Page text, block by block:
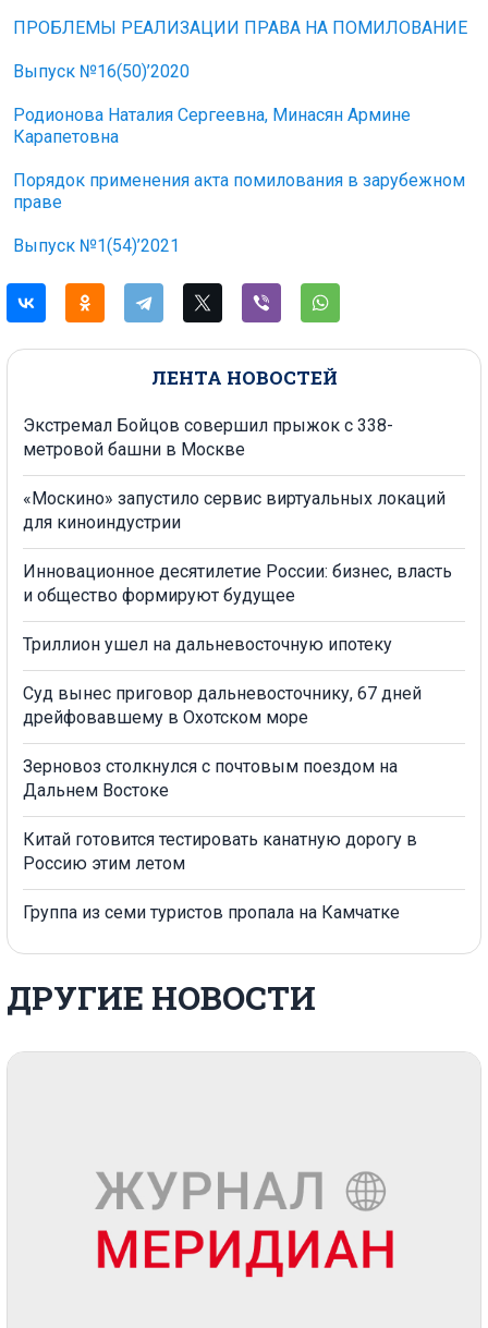
ЛЕНТА НОВОСТЕЙ
Экстремал Бойцов совершил прыжок с 338-
метровой башни в Москве
«Москино» запустило сервис виртуальных локаций
для киноиндустрии
Инновационное десятилетие России: бизнес, власть
и общество формируют будущее
Триллион ушел на дальневосточную ипотеку
Суд вынес приговор дальневосточнику, 67 дней
дрейфовавшему в Охотском море
Зерновоз столкнулся с почтовым поездом на
Дальнем Востоке
Китай готовится тестировать канатную дорогу в
Россию этим летом
Группа из семи туристов пропала на Камчатке
ПРОБЛЕМЫ РЕАЛИЗАЦИИ ПРАВА НА ПОМИЛОВАНИЕ
Выпуск №16(50)’2020
Родионова Наталия Сергеевна, Минасян Армине
Карапетовна
Порядок применения акта помилования в зарубежном
праве
Выпуск №1(54)’2021
ДРУГИЕ НОВОСТИ